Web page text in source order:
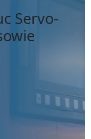
Servo-